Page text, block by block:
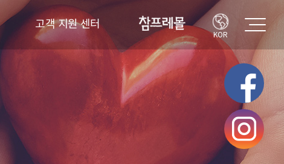
KOR
고객 지원 센터
고객의 소리